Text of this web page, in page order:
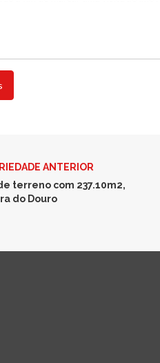
ANTERIOR
terreno com 237.10m2,
do Douro